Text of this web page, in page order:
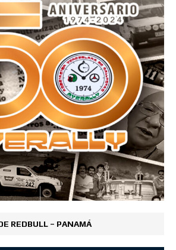
REDBULL – PANAMÁ